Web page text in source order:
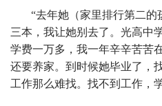
“去年她（家里排行第二
三本，我让她别去了。光高中
学费一万多，我一年辛辛苦苦
还要养家。到时候她毕业了，
工作那么难找。找不到工作，